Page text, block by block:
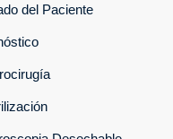
del Paciente